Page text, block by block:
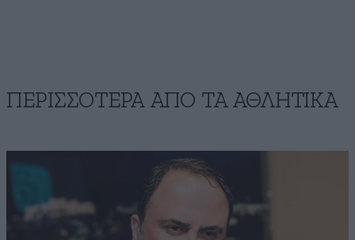
ΠΕΡΙΣΣΟΤΕΡΑ ΑΠΟ ΤA ΑΘΛΗΤΙΚΑ